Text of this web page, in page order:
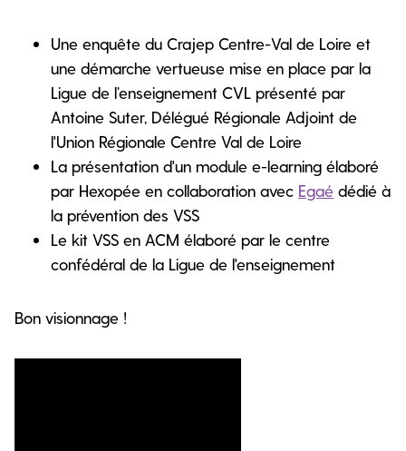
Une enquête du Crajep Centre-Val de Loire et
une démarche vertueuse mise en place par la
Ligue de l’enseignement CVL présenté par
Antoine Suter, Délégué Régionale Adjoint de
l'Union Régionale Centre Val de Loire
La présentation d'un module e-learning élaboré
par Hexopée en collaboration avec Egaé dédié à
la prévention des VSS
Le kit VSS en ACM élaboré par le centre
confédéral de la Ligue de l'enseignement
Bon visionnage !